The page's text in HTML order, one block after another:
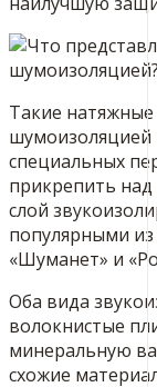
Такие
шумоизоляцией
специальных
прикрепить
слой
популярными из
«Шуманет» и
Оба вида
волокнистые
минеральную
схожие